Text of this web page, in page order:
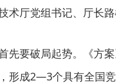
术厅党组书记、厅长路
先要破局起势。《方
形成2—3个具有全国